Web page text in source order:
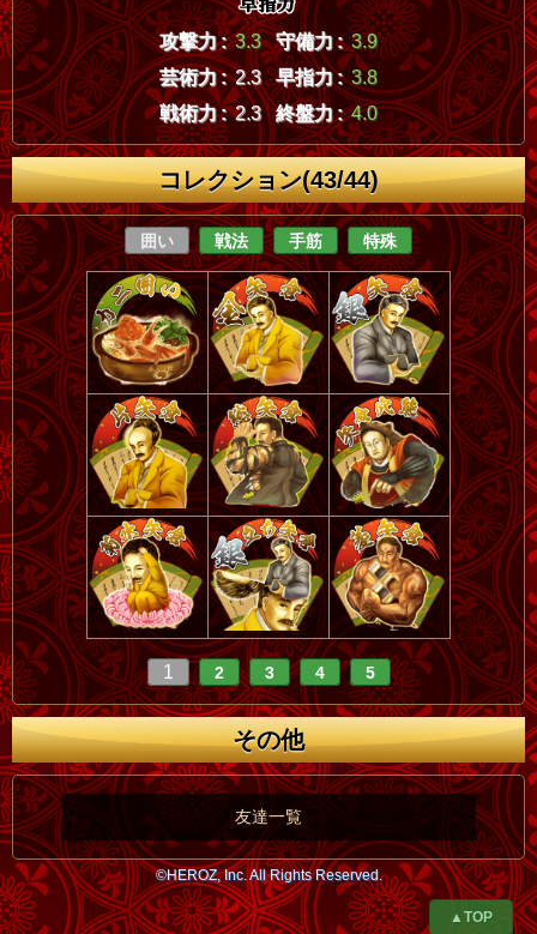
攻撃力 : 3.3 守備力 : 3.9
芸術力 : 2.3 早指力 : 3.8
戦術力 : 2.3 終盤力 : 4.0
コレクション(43/44)
囲い 戦法 手筋 特殊
1 2 3 4 5
その他
友達一覧
©HEROZ, Inc. All Rights Reserved.
▲TOP